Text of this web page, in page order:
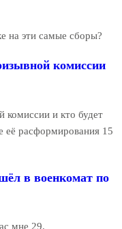
на эти самые сборы?
комиссии
комиссии и кто будет
её расформирования 15
в военкомат по
мне 29.